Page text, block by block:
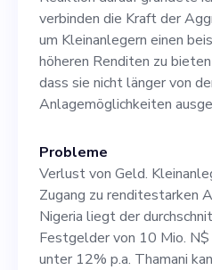
zusammen,
aufeinander
Qualifikationen: 1.
Erfahrung in
Rolle im
Starke
verbinden die Kraft der
um Kleinanlegern einen
höheren Renditen zu
dass sie nicht länger von
Anlagemöglichkeiten
Probleme
Verlust von Geld.
Zugang zu renditestarken
Nigeria liegt der
Festgelder von 10 Mio.
unter 12% p.a. Thamani